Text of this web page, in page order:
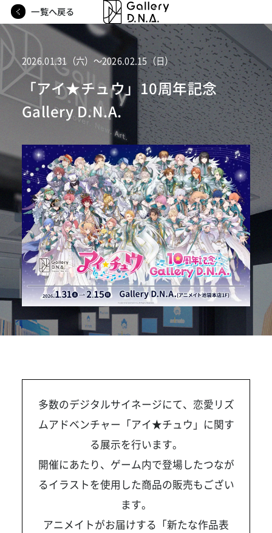
一覧へ戻る
2026.01.31（六）〜2026.02.15（日）
「アイ★チュウ」10周年記念
Gallery D.N.A.
多数のデジタルサイネージにて、恋愛リズ
ムアドベンチャー「アイ★チュウ」に関す
る展示を行います。
開催にあたり、ゲーム内で登場したつなが
るイラストを使用した商品の販売もござい
ます。
アニメイトがお届けする「新たな作品表